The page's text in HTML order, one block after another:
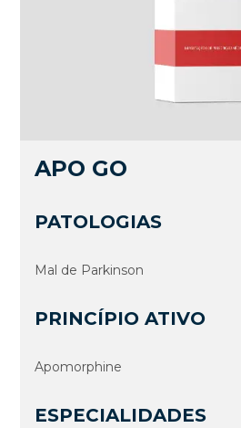
APO GO
PATOLOGIAS
Mal de Parkinson
PRINCÍPIO ATIVO
Apomorphine
ESPECIALIDADES